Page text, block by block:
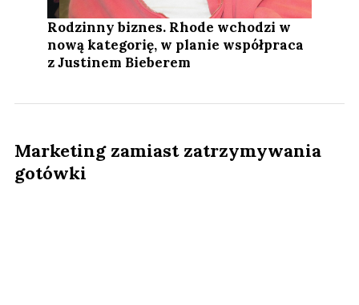
Rodzinny biznes. Rhode wchodzi w
nową kategorię, w planie współpraca
z Justinem Bieberem
Marketing zamiast zatrzymywania
gotówki